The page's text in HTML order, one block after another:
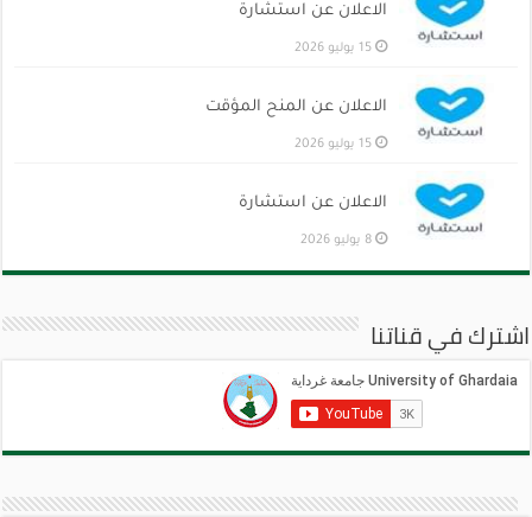
الاعلان عن استشارة
15 يوليو 2026
الاعلان عن المنح المؤقت
15 يوليو 2026
الاعلان عن استشارة
8 يوليو 2026
اشترك في قناتنا